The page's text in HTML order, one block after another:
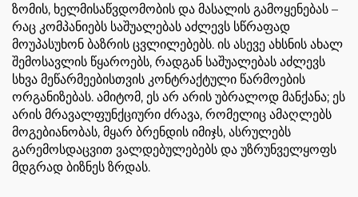
ზომის, ხელმისაწვდომობის და მასალის გამოყენებას –
რაც კომპანიებს საშუალებას აძლევს სწრაფად
მოუპასუხონ ბაზრის ცვლილებებს. ის ასევე ახსნის ახალ
შემოსავლის წყაროებს, რადგან საშუალებას აძლევს
სხვა მეწარმეებისთვის კონტრაქტული წარმოების
ორგანიზებას. ამიტომ, ეს არ არის უბრალოდ მანქანა; ეს
არის მრავალფუნქციური ძრავა, რომელიც ამაღლებს
მოგებიანობას, მყარ ბრენდის იმიჯს, ასრულებს
გარემოსდაცვით ვალდებულებებს და უზრუნველყოფს
მდგრად ბიზნეს ზრდას.